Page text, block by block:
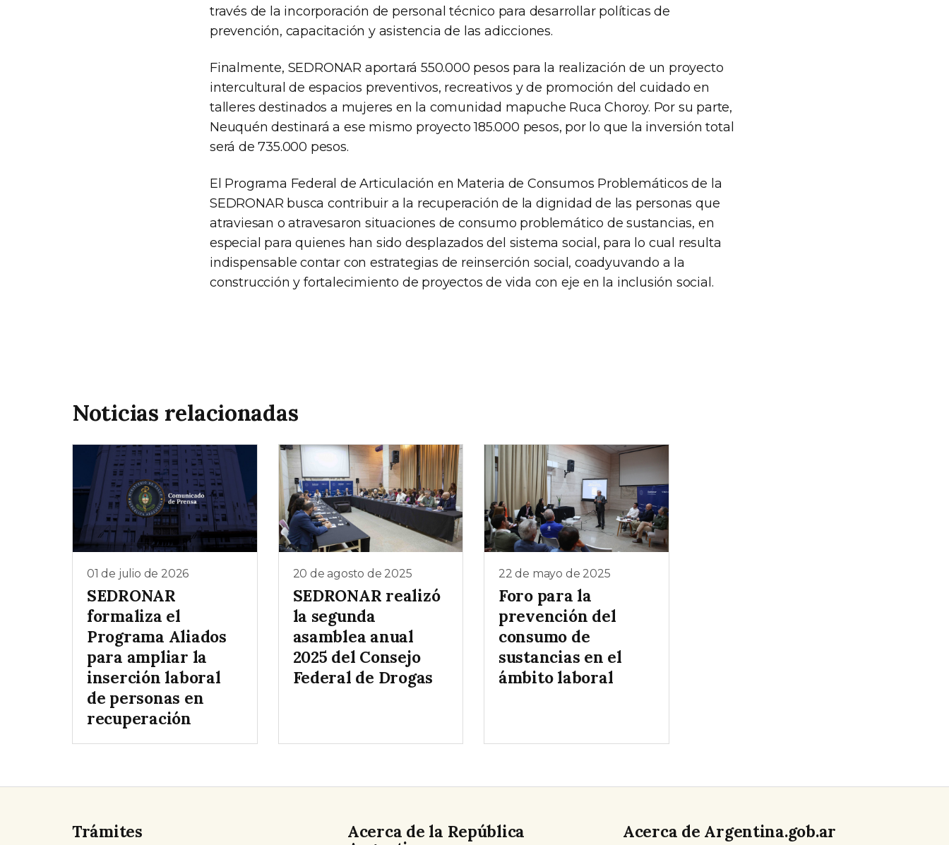
través de la incorporación de personal técnico para desarrollar políticas de
prevención, capacitación y asistencia de las adicciones.
Finalmente, SEDRONAR aportará 550.000 pesos para la realización de un proyecto
intercultural de espacios preventivos, recreativos y de promoción del cuidado en
talleres destinados a mujeres en la comunidad mapuche Ruca Choroy. Por su parte,
Neuquén destinará a ese mismo proyecto 185.000 pesos, por lo que la inversión total
será de 735.000 pesos.
El Programa Federal de Articulación en Materia de Consumos Problemáticos de la
SEDRONAR busca contribuir a la recuperación de la dignidad de las personas que
atraviesan o atravesaron situaciones de consumo problemático de sustancias, en
especial para quienes han sido desplazados del sistema social, para lo cual resulta
indispensable contar con estrategias de reinserción social, coadyuvando a la
construcción y fortalecimiento de proyectos de vida con eje en la inclusión social.
Noticias relacionadas
01 de julio de 2026
SEDRONAR
formaliza el
Programa Aliados
para ampliar la
inserción laboral
de personas en
recuperación
20 de agosto de 2025
SEDRONAR realizó
la segunda
asamblea anual
2025 del Consejo
Federal de Drogas
22 de mayo de 2025
Foro para la
prevención del
consumo de
sustancias en el
ámbito laboral
Trámites
Acerca de la República
Acerca de Argentina.gob.ar